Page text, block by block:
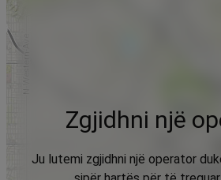
Zgjidhni një
Ju lutemi zgjidhni një operator